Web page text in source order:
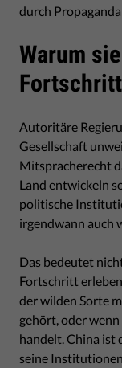
durch
Warum
Autoritäre
Gesellschaft
Mitspracherecht
Land entwickeln
politische
irgendwann auch
Das bedeutet
Fortschritt
der wilden Sorte
gehört, oder
handelt. China ist
seine